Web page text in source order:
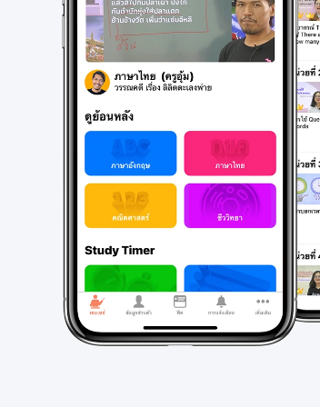
จงเขียนกราฟเเสดงจำนวนผลไม้ที่ถูกขายตาม
ข้อมูลดังนี้ วิธีทำ เริ่มจากการสร้างเเกน x
เเละเเกน y โดยให้เเกน x เป็น
0